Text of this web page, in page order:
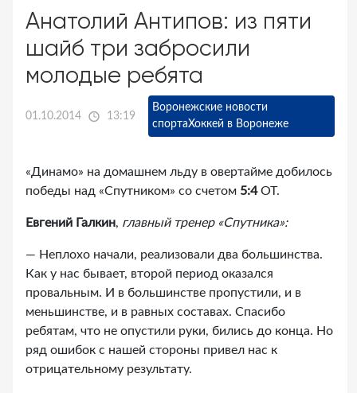
Анатолий Антипов: из пяти
шайб три забросили
молодые ребята
01.10.2014 13:19
Воронежские новости
спортаХоккей в Воронеже
«Динамо» на домашнем льду в овертайме добилось
победы над «Спутником» со счетом 5:4ОТ.
Евгений Галкин, главный тренер «Спутника»:
— Неплохо начали, реализовали два большинства.
Как у нас бывает, второй период оказался
провальным. И в большинстве пропустили, и в
меньшинстве, и в равных составах. Спасибо
ребятам, что не опустили руки, бились до конца. Но
ряд ошибок с нашей стороны привел нас к
отрицательному результату.